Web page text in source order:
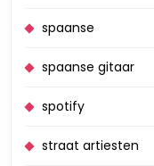
spaanse
spaanse gitaar
spotify
straat artiesten